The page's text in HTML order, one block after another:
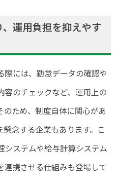
運用負担を抑えやす
際には、勤怠データの確認や
容のチェックなど、運用上の
のため、制度自体に関心があ
懸念する企業もあります。こ
システムや給与計算システム
連携させる仕組みも登場して